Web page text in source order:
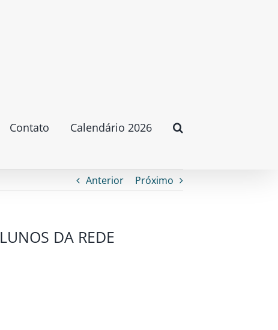
Contato Calendário 2026
Anterior Próximo
DA REDE